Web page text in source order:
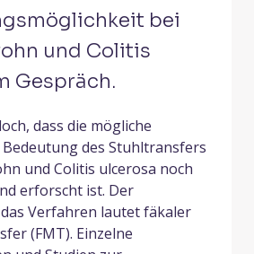
bei
und Colitis
Gespräch.
dass die mögliche
des Stuhltransfers
und Colitis ulcerosa noch
erforscht ist. Der
Verfahren lautet fäkaler
(FMT). Einzelne